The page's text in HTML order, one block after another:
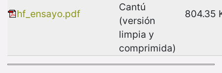
hf_ensayo.pdf
Cantú
(versión
limpia y
comprimida)
804.35